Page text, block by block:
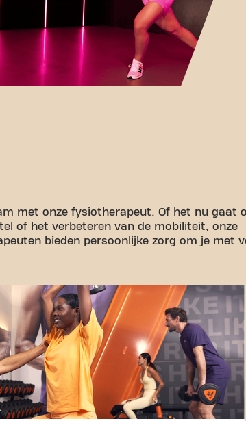
met onze fysiotherapeut. Of het nu gaat
of het verbeteren van de mobiliteit, onze
bieden persoonlijke zorg om je met